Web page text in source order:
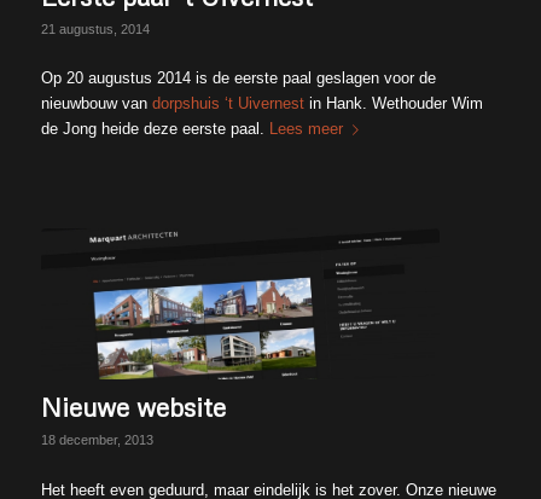
21 augustus, 2014
Op 20 augustus 2014 is de eerste paal geslagen voor de
nieuwbouw van dorpshuis ‘t Uivernestin Hank. Wethouder Wim
de Jong heide deze eerste paal. Lees meer
Nieuwe website
18 december, 2013
Het heeft even geduurd, maar eindelijk is het zover. Onze nieuwe